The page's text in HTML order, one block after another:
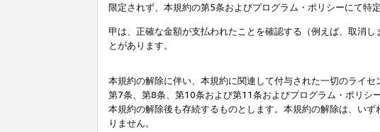
限定されず、本規約の第5条およびプログラム・ポリシーにて特
甲は、正確な金額が支払われたことを確認する（例えば、取消
とがあります。
本規約の解除に伴い、本規約に関連して付与された一切のライ
第7条、第8条、第10条および第11条およびプログラム・ポリシ
本規約の解除後も存続するものとします。本規約の解除は、い
りません。